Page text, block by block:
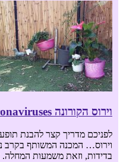
וירוס הקורונה Coronaviruses
לפניכם מדריך קצר להבנת
וירוס… המכנה המשותף בקרב
בדידות, וזאת משמעות המחלה.